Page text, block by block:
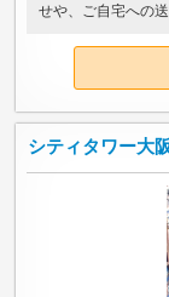
せや、ご自宅への
シティタワー大